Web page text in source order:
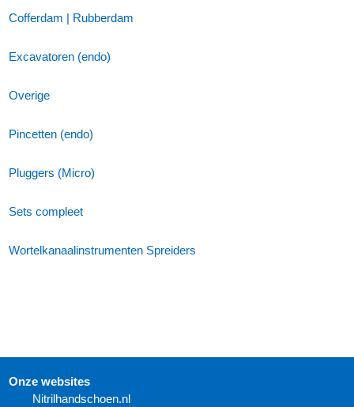
Cofferdam | Rubberdam
Excavatoren (endo)
Overige
Pincetten (endo)
Pluggers (Micro)
Sets compleet
Wortelkanaalinstrumenten Spreiders
Onze websites
Nitrilhandschoen.nl